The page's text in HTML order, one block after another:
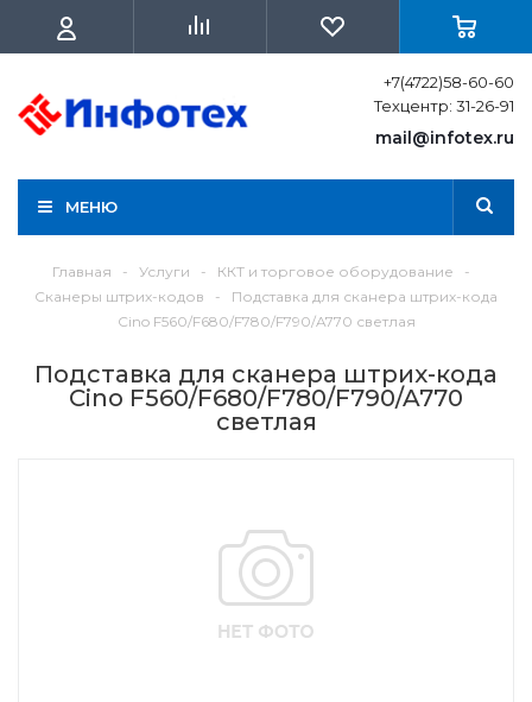
+7(4722)58-60-60
Техцентр: 31-26-91
mail@infotex.ru
МЕНЮ
Главная - Услуги - ККТ и торговое оборудование
-
Сканеры штрих-кодов
-
Подставка для сканера штрих-кода
Cino F560/F680/F780/F790/A770 светлая
Подставка для сканера штрих-кода
Cino F560/F680/F780/F790/A770
светлая